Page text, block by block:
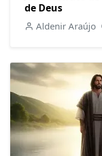
de Deus
Aldenir Araújo